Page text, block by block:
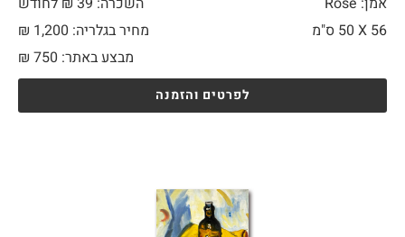
56 X
מחיר בגלריה: 1,200 ₪
מבצע באתר:
₪ 750
לפרטים והזמנה